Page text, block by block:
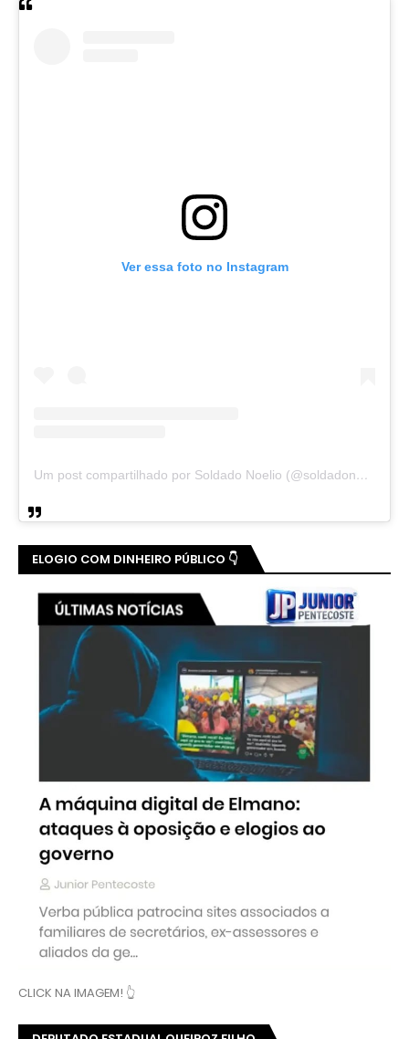
Ver essa foto no Instagram
Um post compartilhado por Soldado Noelio (@soldadonoelio)
ELOGIO COM DINHEIRO PÚBLICO 👇
CLICK NA IMAGEM! 👆